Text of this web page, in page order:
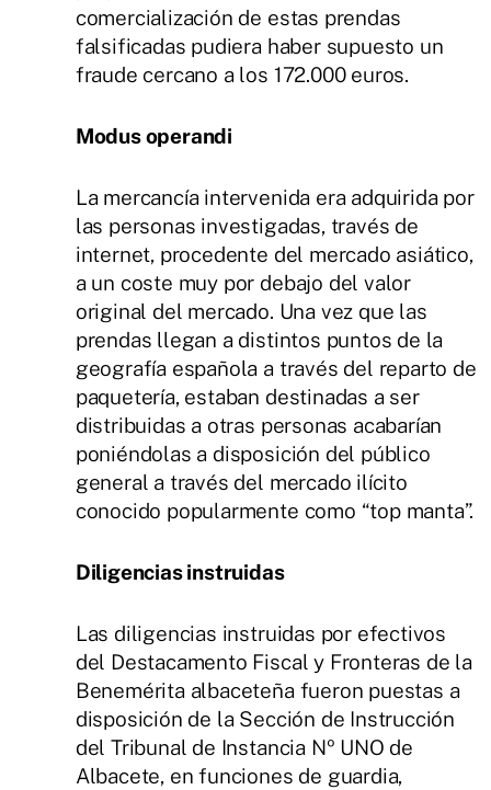
comercialización de estas prendas
falsificadas pudiera haber supuesto un
fraude cercano a los 172.000 euros.
Modus operandi
La mercancía intervenida era adquirida por
las personas investigadas, través de
internet, procedente del mercado asiático,
a un coste muy por debajo del valor
original del mercado. Una vez que las
prendas llegan a distintos puntos de la
geografía española a través del reparto de
paquetería, estaban destinadas a ser
distribuidas a otras personas acabarían
poniéndolas a disposición del público
general a través del mercado ilícito
conocido popularmente como “top manta”.
Diligencias instruidas
Las diligencias instruidas por efectivos
del Destacamento Fiscal y Fronteras de la
Benemérita albaceteña fueron puestas a
disposición de la Sección de Instrucción
del Tribunal de Instancia Nº UNO de
Albacete, en funciones de guardia,